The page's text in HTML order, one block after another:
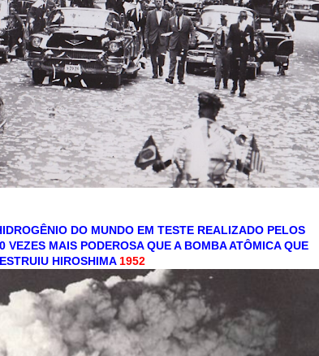
DO MUNDO EM TESTE REALIZADO PELOS
VEZES MAIS PODEROSA QUE A BOMBA ATÔMICA QUE
HIROSHIMA1952